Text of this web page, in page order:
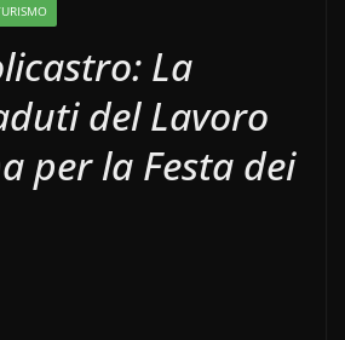
La
del Lavoro
per la Festa dei